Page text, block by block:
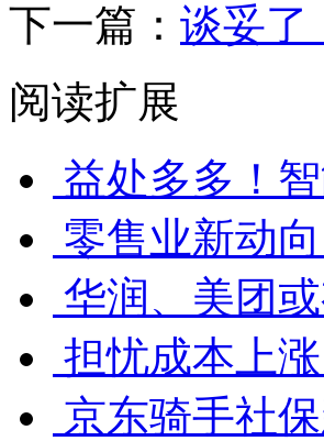
下一篇： 谈妥了
阅读扩展
益处多多！
零售业新动
华润、美团
担忧成本上
京东骑手社